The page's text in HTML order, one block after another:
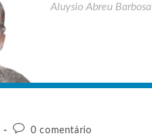
Aluysio Abreu Barbosa
0 comentário